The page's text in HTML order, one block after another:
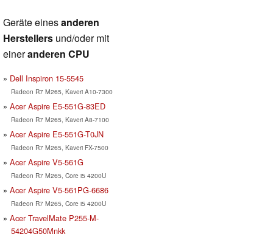
Geräte einesanderen
Herstellers und/oder mit
eineranderen CPU
Dell Inspiron 15-5545
Radeon R7 M265, Kaveri A10-7300
Acer Aspire E5-551G-83ED
Radeon R7 M265, Kaveri A8-7100
Acer Aspire E5-551G-T0JN
Radeon R7 M265, Kaveri FX-7500
Acer Aspire V5-561G
Radeon R7 M265, Core i5 4200U
Acer Aspire V5-561PG-6686
Radeon R7 M265, Core i5 4200U
Acer TravelMate P255-M-
54204G50Mnkk